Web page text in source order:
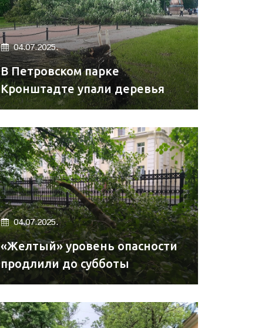
04.07.2025.
В Петровском парке
Кронштадте упали деревья
04.07.2025.
«Желтый» уровень опасности
продлили до субботы